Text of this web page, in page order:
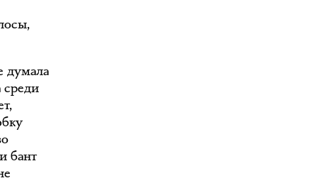
думала
среди
бант